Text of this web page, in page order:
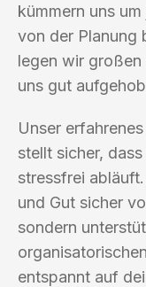
kümmern uns
von der Planung
legen wir
uns gut
Unser
stellt sicher,
stressfrei
und Gut sicher
sondern
entspannt auf